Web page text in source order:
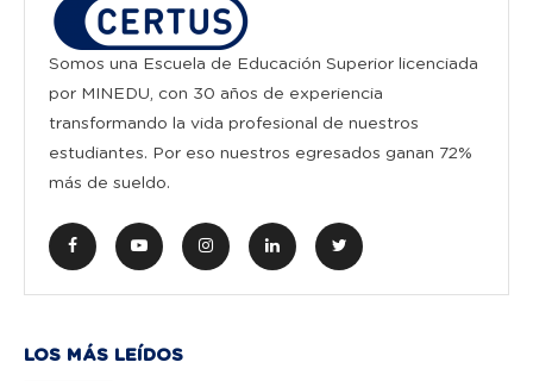
Somos una Escuela de Educación Superior licenciada
por MINEDU, con 30 años de experiencia
transformando la vida profesional de nuestros
estudiantes. Por eso nuestros egresados ganan 72%
más de sueldo.
LOS MÁS LEÍDOS